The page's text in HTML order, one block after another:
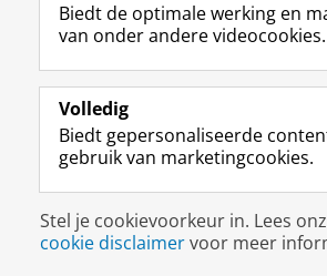
e
b
o
p
a
i
n
a
k
e
I
-
p
g
i
n
-
f
Studiekiezers
Alumni
Over ons
Disclaimer & Copyright
Inloggen
Biedt de optimale werking en
van onder andere videocookies.
Volledig
Biedt gepersonaliseerde
gebruik van marketingcookies.
Stel je cookievoorkeur in. Lees
cookie disclaimervoor meer